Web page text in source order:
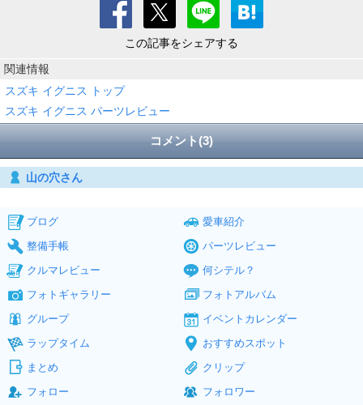
この記事をシェアする
関連情報
スズキ イグニス トップ
スズキ イグニス パーツレビュー
コメント(3)
山の穴さん
ブログ
愛車紹介
整備手帳
パーツレビュー
クルマレビュー
何シテル？
フォトギャラリー
フォトアルバム
グループ
イベントカレンダー
ラップタイム
おすすめスポット
まとめ
クリップ
フォロー
フォロワー